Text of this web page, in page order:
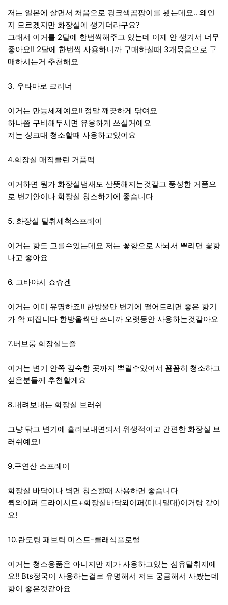
저는 일본에 살면서 처음으로 핑크색곰팡이를 봤는데요.. 왜인
지 모르겠지만 화장실에 생기더라구요?
그래서 이거를 2달에 한번씩해주고 있는데 이제 안 생겨서 너무
좋아요!! 2달에 한번씩 사용하니까 구매하실때 3개묶음으로 구
매하시는거 추천해요
3. 우타마로 크리너
이거는 만능세제예요!! 정말 깨끗하게 닦여요
하나쯤 구비해두시면 유용하게 쓰실거예요
저는 싱크대 청소할때 사용하고있어요
4.화장실 매직클린 거품팩
이거하면 뭔가 화장실냄새도 산뜻해지는것같고 풍성한 거품으
로 변기안이나 화장실 청소하기에 좋습니다
5. 화장실 탈취세척스프레이
이거는 향도 고를수있는데요 저는 꽃향으로 사놔서 뿌리면 꽃향
나고 좋아요
6. 고바야시 쇼슈겐
이거는 이미 유명하죠!! 한방울만 변기에 떨어트리면 좋은 향기
가 확 퍼집니다 한방울씩만 쓰니까 오랫동안 사용하는것같아요
7.버브룽 화장실노즐
이거는 변기 안쪽 깊숙한 곳까지 뿌릴수있어서 꼼꼼히 청소하고
싶은분들께 추천할게요
8.내려보내는 화장실 브러쉬
그냥 닦고 변기에 흘려보내면되서 위생적이고 간편한 화장실 브
러쉬예요!
9.구연산 스프레이
화장실 바닥이나 벽면 청소할때 사용하면 좋습니다
퀵와이퍼 드라이시트+화장실바닥와이퍼(미니밀대)이거랑 같이
요!
10.란도링 패브릭 미스트-클래식플로럴
이거는 청소용품은 아니지만 제가 사용하고있는 섬유탈취제예
요!! Bts정국이 사용하는걸로 유명해서 저도 궁금해서 사봤는데
향이 좋은것같아요